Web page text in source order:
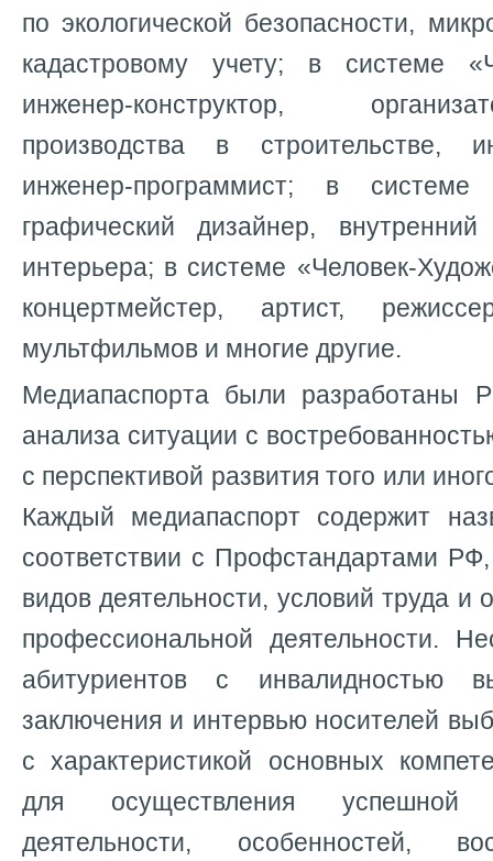
по экологической безопасности,
кадастровому учету; в системе
инженер-конструктор,
производства в строительстве,
инженер-программист; в
графический дизайнер,
интерьера; в системе «Человек-
концертмейстер, артист,
мультфильмов и многие другие.
Медиапаспорта были разработаны
анализа ситуации с
с перспективой развития того или
Каждый медиапаспорт содержит
соответствии с Профстандартами
видов деятельности, условий труда
профессиональной деятельности.
абитуриентов с инвалидностью
заключения и интервью носителей
с характеристикой основных
для осуществления успешной
деятельности, особенностей,